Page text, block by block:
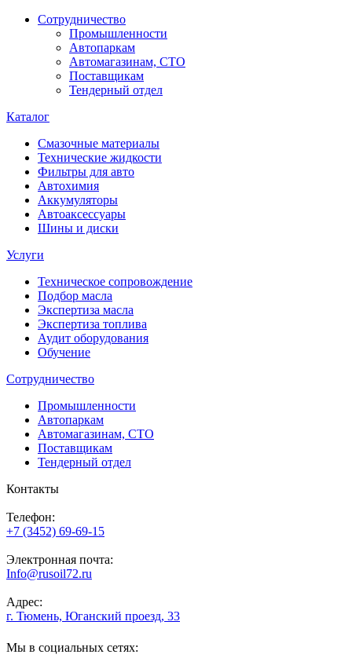
Сотрудничество
Промышленности
Автопаркам
Автомагазинам, СТО
Поставщикам
Тендерный отдел
Каталог
Смазочные материалы
Технические жидкости
Фильтры для авто
Автохимия
Аккумуляторы
Автоаксессуары
Шины и диски
Услуги
Техническое сопровождение
Подбор масла
Экспертиза масла
Экспертиза топлива
Аудит оборудования
Обучение
Сотрудничество
Промышленности
Автопаркам
Автомагазинам, СТО
Поставщикам
Тендерный отдел
Контакты
Телефон:
+7 (3452) 69-69-15
Электронная почта:
Info@rusoil72.ru
Адрес:
г. Тюмень, Юганский проезд, 33
Мы в социальных сетях: